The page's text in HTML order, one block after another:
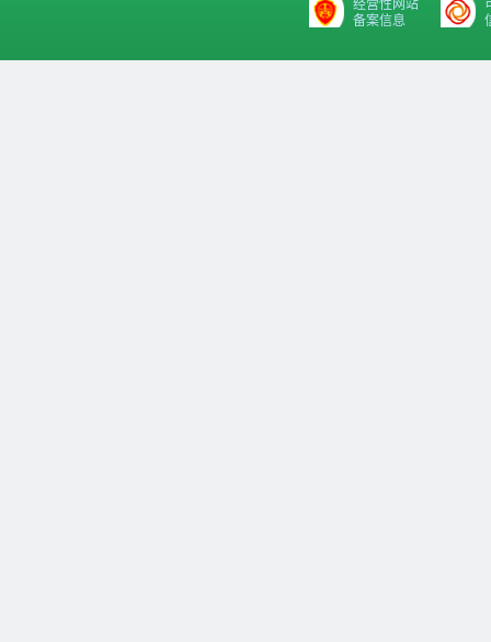
经营性网站
备案信息